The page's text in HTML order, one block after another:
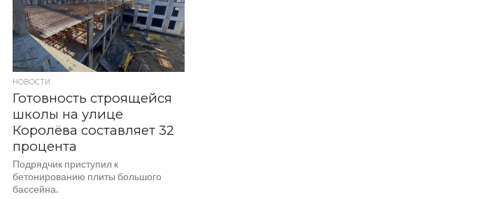
НОВОСТИ
Готовность строящейся
школы на улице
Королёва составляет 32
процента
Подрядчик приступил к
бетонированию плиты большого
бассейна.